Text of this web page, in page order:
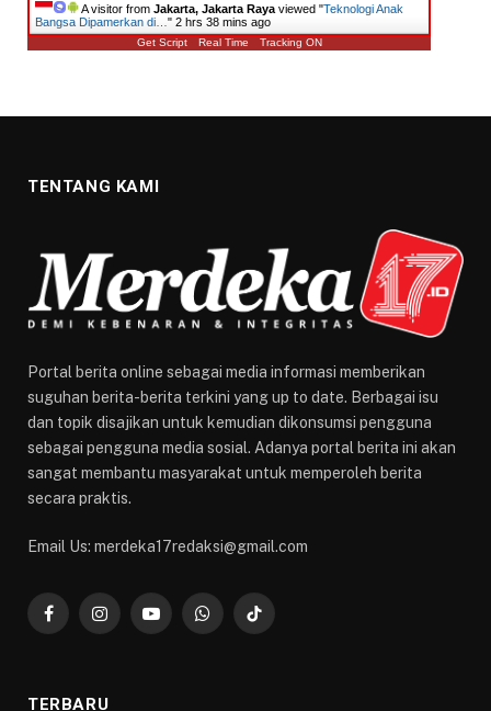
A visitor from Jakarta, Jakarta Raya viewed "Teknologi Anak
Bangsa Dipamerkan di… " 2 hrs 38 mins ago
Get Script Real Time Tracking ON
TENTANG KAMI
Portal berita online sebagai media informasi memberikan
suguhan berita-berita terkini yang up to date. Berbagai isu
dan topik disajikan untuk kemudian dikonsumsi pengguna
sebagai pengguna media sosial. Adanya portal berita ini akan
sangat membantu masyarakat untuk memperoleh berita
secara praktis.
Email Us: merdeka17redaksi@gmail.com
FacebookInstagramYouTubeWhatsAppTikTok
TERBARU